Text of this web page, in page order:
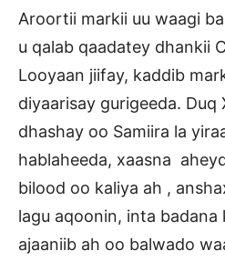
Aroortii markii uu waagi
u qalab qaadatey dhankii
Looyaan jiifay, kaddib
diyaarisay gurigeeda. Duq
dhashay oo Samiira la
hablaheeda, xaasna
bilood oo kaliya ah ,
lagu aqoonin, inta badana
ajaaniib ah oo balwado